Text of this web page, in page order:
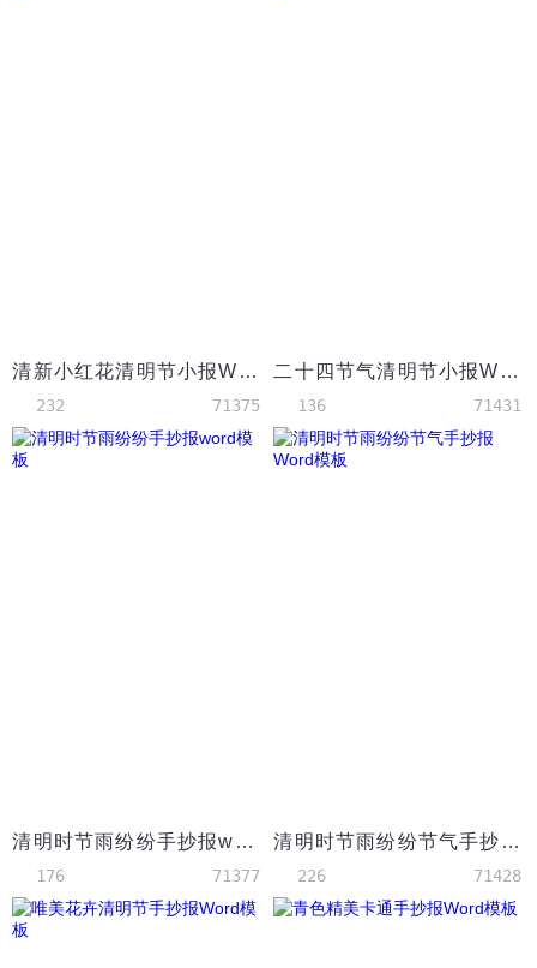
清新小红花清明节小报Word模板
232 71375
二十四节气清明节小报Word模板
136 71431
清明时节雨纷纷手抄报word模板
176 71377
清明时节雨纷纷节气手抄报Word模板
226 71428